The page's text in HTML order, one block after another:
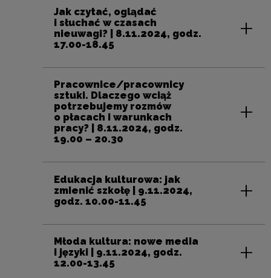
Jak czytać, oglądać
i słuchać w czasach
nieuwagi? | 8.11.2024, godz.
17.00-18.45
Pracownice/pracownicy
sztuki. Dlaczego wciąż
potrzebujemy rozmów
o płacach i warunkach
pracy? | 8.11.2024, godz.
19.00 – 20.30
Edukacja kulturowa: jak
zmienić szkołę | 9.11.2024,
godz. 10.00-11.45
Młoda kultura: nowe media
i języki | 9.11.2024, godz.
12.00-13.45